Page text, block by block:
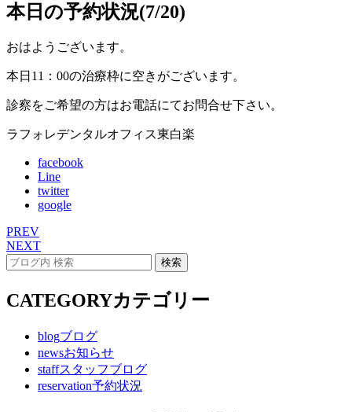
本日の予約状況(7/20)
おはようございます。
本日11：00の治療枠に空きがございます。
診察をご希望の方はお電話にてお問合せ下さい。
ラフォレデンタルオフィス東白楽
facebook
Line
twitter
google
PREV
NEXT
CATEGORYカテゴリー
blogブログ
newsお知らせ
staffスタッフブログ
reservation予約状況